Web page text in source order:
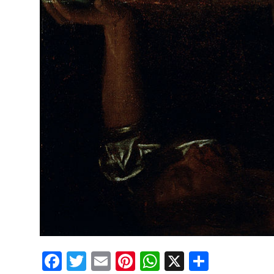
Facebook
Twitter
EmailPinterest
WhatsApp
X